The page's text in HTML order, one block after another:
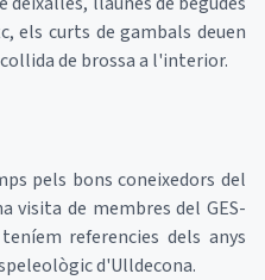
els curts de gambals deuen
de brossa a l'interior.
pels bons coneixedors del
visita de membres del GES-
referencies dels anys
d'Ulldecona.